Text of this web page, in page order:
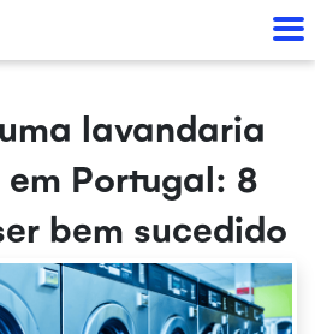
lavandaria
Portugal: 8
bem sucedido